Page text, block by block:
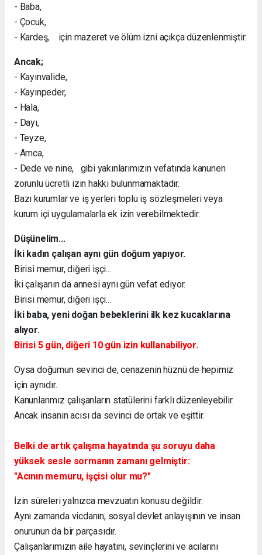
- Baba,
- Çocuk,
- Kardeş, için mazeret ve ölüm izni açıkça düzenlenmiştir.
Ancak;
- Kayınvalide,
- Kayınpeder,
- Hala,
- Dayı,
- Teyze,
- Amca,
- Dede ve nine, gibi yakınlarımızın vefatında kanunen
zorunlu ücretli izin hakkı bulunmamaktadır.
Bazı kurumlar ve iş yerleri toplu iş sözleşmeleri veya
kurum içi uygulamalarla ek izin verebilmektedir.
Düşünelim...
İki kadın çalışan aynı gün doğum yapıyor.
Birisi memur, diğeri işçi...
İki çalışanın da annesi aynı gün vefat ediyor.
Birisi memur, diğeri işçi...
İki baba, yeni doğan bebeklerini ilk kez kucaklarına
alıyor.
Birisi 5 gün, diğeri 10 gün izin kullanabiliyor.
Oysa doğumun sevinci de, cenazenin hüznü de hepimiz
için aynıdır.
Kanunlarımız çalışanların statülerini farklı düzenleyebilir.
Ancak insanın acısı da sevinci de ortak ve eşittir.
Belki de artık çalışma hayatında şu soruyu daha
yüksek sesle sormanın zamanı gelmiştir:
"Acının memuru, işçisi olur mu?"
İzin süreleri yalnızca mevzuatın konusu değildir.
Aynı zamanda vicdanın, sosyal devlet anlayışının ve insan
onurunun da bir parçasıdır.
Çalışanlarımızın aile hayatını, sevinçlerini ve acılarını